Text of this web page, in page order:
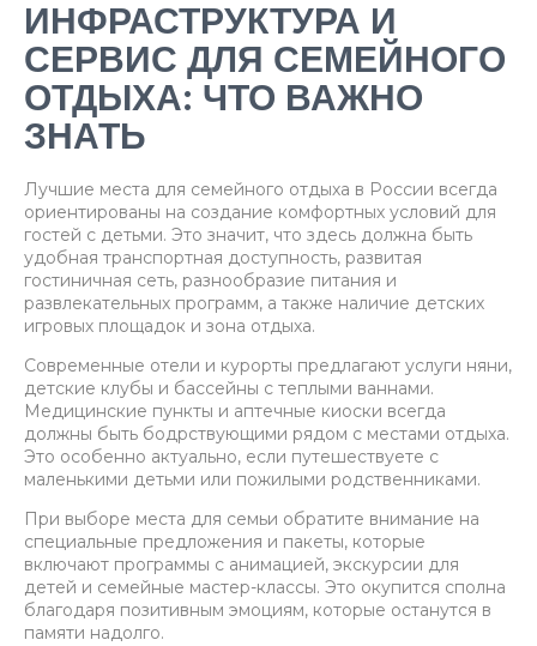
ИНФРАСТРУКТУРА И
СЕРВИС ДЛЯ СЕМЕЙНОГО
ОТДЫХА: ЧТО ВАЖНО
ЗНАТЬ
Лучшие места для семейного отдыха в России всегда
ориентированы на создание комфортных условий для
гостей с детьми. Это значит, что здесь должна быть
удобная транспортная доступность, развитая
гостиничная сеть, разнообразие питания и
развлекательных программ, а также наличие детских
игровых площадок и зона отдыха.
Современные отели и курорты предлагают услуги няни,
детские клубы и бассейны с теплыми ваннами.
Медицинские пункты и аптечные киоски всегда
должны быть бодрствующими рядом с местами отдыха.
Это особенно актуально, если путешествуете с
маленькими детьми или пожилыми родственниками.
При выборе места для семьи обратите внимание на
специальные предложения и пакеты, которые
включают программы с анимацией, экскурсии для
детей и семейные мастер-классы. Это окупится сполна
благодаря позитивным эмоциям, которые останутся в
памяти надолго.